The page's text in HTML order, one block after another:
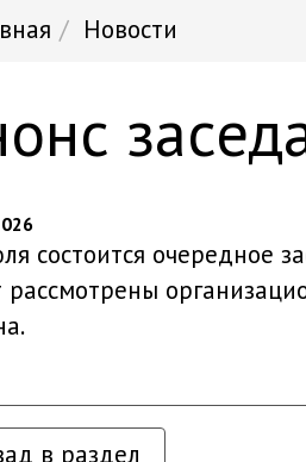
Новости
состоится очередное
рассмотрены
в раздел